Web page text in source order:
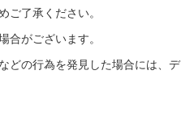
ご了承ください。
合がございます。
どの行為を発見した場合には、デ